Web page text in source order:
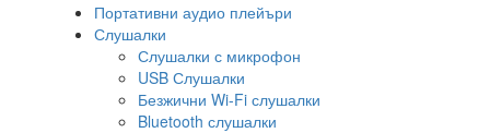
Портативни аудио плейъри
Слушалки
Слушалки с микрофон
USB Слушалки
Безжични Wi-Fi слушалки
Bluetooth слушалки